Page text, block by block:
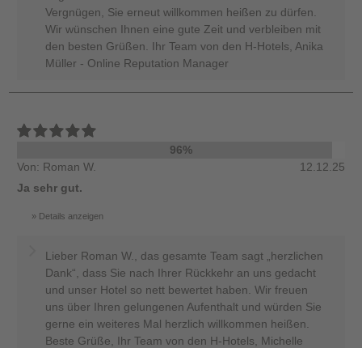
Vergnügen, Sie erneut willkommen heißen zu dürfen.
Wir wünschen Ihnen eine gute Zeit und verbleiben mit
den besten Grüßen. Ihr Team von den H-Hotels, Anika
Müller - Online Reputation Manager
96%
Von: Roman W.
12.12.25
Ja sehr gut.
Details anzeigen
Lieber Roman W., das gesamte Team sagt „herzlichen
Dank“, dass Sie nach Ihrer Rückkehr an uns gedacht
und unser Hotel so nett bewertet haben. Wir freuen
uns über Ihren gelungenen Aufenthalt und würden Sie
gerne ein weiteres Mal herzlich willkommen heißen.
Beste Grüße, Ihr Team von den H-Hotels, Michelle